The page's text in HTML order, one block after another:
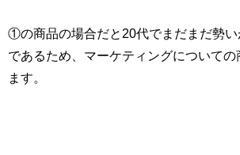
①の商品の場合だと 20代でまだまだ勢
であるため、マーケティングについての
ます。